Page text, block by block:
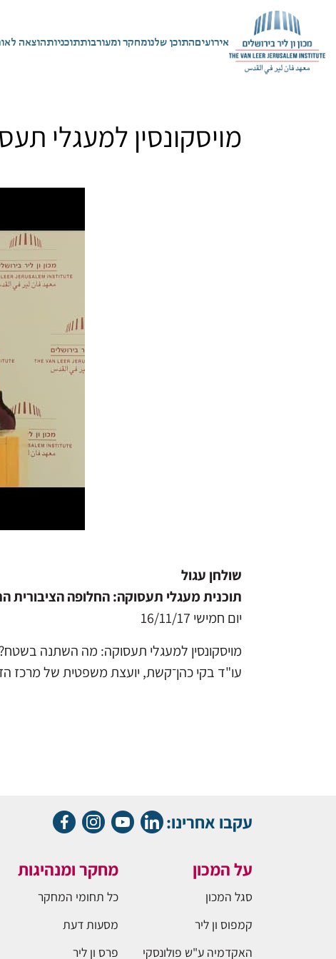
אירועיםהתוכן שלנומחקר ומעורבותתוכניותהוצאה
מויסקונסין למעגלי
שולחן עגול
תוכנית מעגלי תעסוקה: החלופה הציבורית
יום חמישי 16/11/17
מויסקונסין למעגלי תעסוקה: מה השתנה בשטח?
עו"ד בקי כהן־קשת, יועצת משפטית של מרכז
עקבו אחרינו:
על המכון
סגל המכון
קמפוס ון ליר
האקדמיה ע"ש פולונסקי
מחקר ומנהיגות
כל תחומי המחקר
מסעות דעת
פרס ון ליר